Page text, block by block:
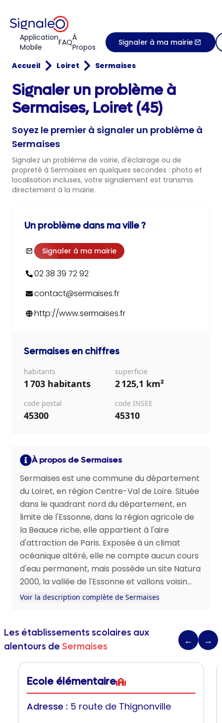
Application
Mobile
FAQÀ
Propos
Signaler à ma mairie
Accueil Loiret Sermaises
Signaler un problème à
Sermaises, Loiret (45)
Soyez le premier à signaler un problème à
Sermaises
Signalez un problème de voirie, d'éclairage ou de
propreté à Sermaises en quelques secondes : photo et
localisation incluses, votre signalement est transmis
directement à la mairie.
Un problème dans ma ville ?
Signaler à ma mairie
02 38 39 72 92
contact@sermaises.fr
http://www.sermaises.fr
Sermaises en chiffres
habitants
1 703 habitants
superficie
2 125,1 km²
code postal
45300
code INSEE
45310
À propos de Sermaises
Sermaises est une commune du département
du Loiret, en région Centre-Val de Loire. Située
dans le quadrant nord du département, en
limite de l'Essonne, dans la région agricole de
la Beauce riche, elle appartient à l'aire
d'attraction de Paris. Exposée à un climat
océanique altéré, elle ne compte aucun cours
d'eau permanent, mais possède un site Natura
2000, la vallée de l'Essonne et vallons voisin...
Voir la description complète de Sermaises
Les établissements scolaires aux
alentours de Sermaises
← →
Ecole élémentaire
Adresse : 5 route de Thignonville